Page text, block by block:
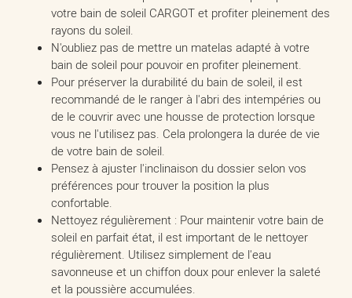
votre bain de soleil CARGOT et profiter pleinement des
rayons du soleil.
N'oubliez pas de mettre un matelas adapté à votre
bain de soleil pour pouvoir en profiter pleinement.
Pour préserver la durabilité du bain de soleil, il est
recommandé de le ranger à l'abri des intempéries ou
de le couvrir avec une housse de protection lorsque
vous ne l'utilisez pas. Cela prolongera la durée de vie
de votre bain de soleil.
Pensez à ajuster l'inclinaison du dossier selon vos
préférences pour trouver la position la plus
confortable.
Nettoyez régulièrement : Pour maintenir votre bain de
soleil en parfait état, il est important de le nettoyer
régulièrement. Utilisez simplement de l'eau
savonneuse et un chiffon doux pour enlever la saleté
et la poussière accumulées.